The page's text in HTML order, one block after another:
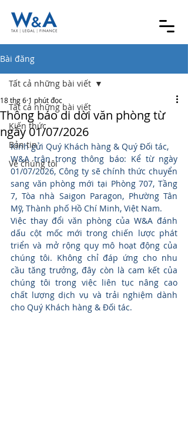
Bài đăng
Tất cả những bài viết
Kiến thức
Bản tin
Về chúng tôi
Tất cả những bài viết
Thông báo di dời văn phòng từ
ngày 01/07/2026
18 thg 6 1 phút đọc
Kính gửi Quý Khách hàng & Quý Đối tác,
W&A trân trọng thông báo: Kể từ ngày
01/07/2026, Công ty sẽ chính thức chuyển
sang văn phòng mới tại Phòng 707, Tầng
7, Tòa nhà Saigon Paragon, Phường Tân
Mỹ, Thành phố Hồ Chí Minh, Việt Nam.
Việc thay đổi văn phòng của W&A đánh
dấu cột mốc mới trong chiến lược phát
triển và mở rộng quy mô hoạt động của
chúng tôi. Không chỉ đáp ứng cho nhu
cầu tăng trưởng, đây còn là cam kết của
chúng tôi trong việc liên tục nâng cao
chất lượng dịch vụ và trải nghiệm dành
cho Quý Khách hàng & Đối tác.